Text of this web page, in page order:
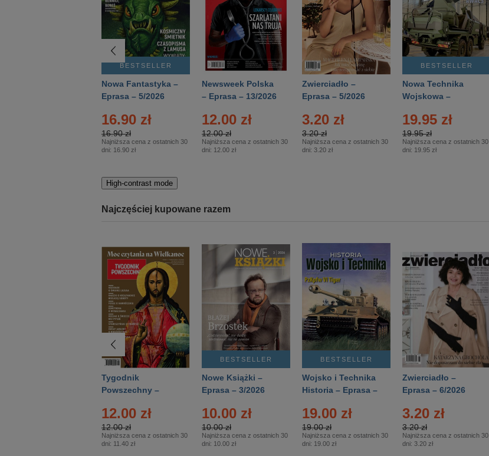
BESTSELLER
Nowa Fantastyka –
Eprasa – 5/2026
16.90 zł
16.90 zł
Najniższa cena z ostatnich 30
dni: 16.90 zł
Newsweek Polska
– Eprasa – 13/2026
12.00 zł
12.00 zł
Najniższa cena z ostatnich 30
dni: 12.00 zł
Zwierciadło –
Eprasa – 5/2026
3.20 zł
3.20 zł
Najniższa cena z ostatnich 30
dni: 3.20 zł
BESTSELLER
Nowa Technika
Wojskowa –
19.95 zł
19.95 zł
Najniższa cena z ostatnich 30
dni: 19.95 zł
High-contrast mode
Najczęściej kupowane razem
Tygodnik
Powszechny –
12.00 zł
12.00 zł
Najniższa cena z ostatnich 30
dni: 11.40 zł
BESTSELLER
Nowe Książki –
Eprasa – 3/2026
10.00 zł
10.00 zł
Najniższa cena z ostatnich 30
dni: 10.00 zł
BESTSELLER
Wojsko i Technika
Historia – Eprasa –
19.00 zł
19.00 zł
Najniższa cena z ostatnich 30
dni: 19.00 zł
Zwierciadło –
Eprasa – 6/2026
3.20 zł
3.20 zł
Najniższa cena z ostatnich 30
dni: 3.20 zł